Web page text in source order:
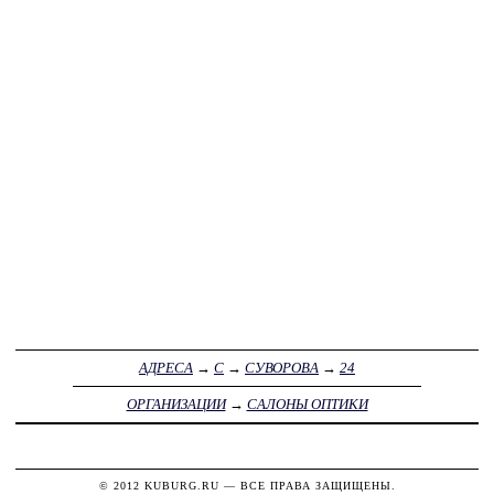
АДРЕСА → С → СУВОРОВА → 24
ОРГАНИЗАЦИИ→ САЛОНЫ ОПТИКИ
© 2012 KUBURG.RU — ВСЕ ПРАВА ЗАЩИЩЕНЫ.